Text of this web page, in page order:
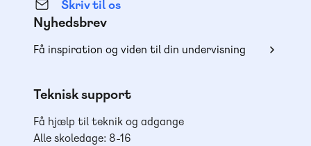
Skriv til os
Nyhedsbrev
Få inspiration og viden til din undervisning
Teknisk support
Få hjælp til teknik og adgange
Alle skoledage: 8-16